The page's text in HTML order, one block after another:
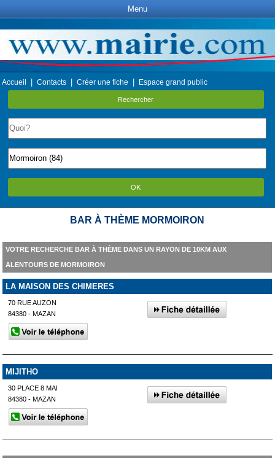
Menu
Accueil Contacts Créer une fiche Espace grand public
Rechercher
OK
BAR À THÈME MORMOIRON
VOTRE RECHERCHE BAR À THÈME DANS UN RAYON DE 10KM AUX
ALENTOURS DE MORMOIRON
LA MAISON DES CHIMERES
70 RUE AUZON
84380 - MAZAN
MIJITHO
30 PLACE 8 MAI
84380 - MAZAN